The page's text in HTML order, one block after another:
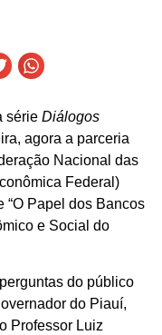
série Diálogos
agora a parceria
Nacional das
Federal)
“O Papel dos Bancos
e Social do
do público
do Piauí,
Professor Luiz